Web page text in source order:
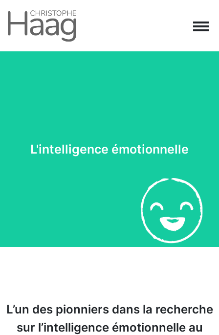
Navigation principale
L'intelligence émotionnelle
L’un des pionniers dans la recherche
sur l’intelligence émotionnelle au